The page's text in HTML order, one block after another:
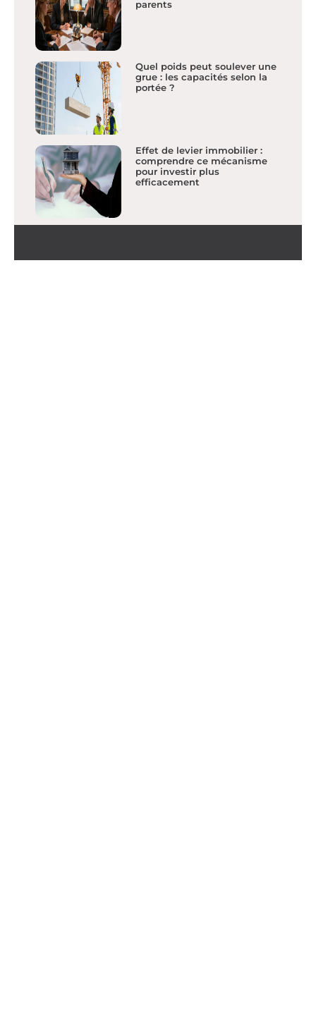
parents
Quel poids peut soulever une
grue : les capacités selon la
portée ?
Effet de levier immobilier :
comprendre ce mécanisme
pour investir plus
efficacement